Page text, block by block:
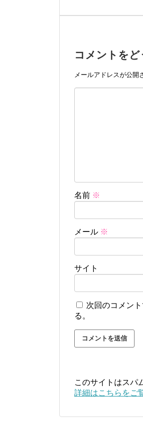
コメントをど
メールアドレスが公開
名前 ※
メール ※
サイト
次回のコメン
る。
このサイトはスパ
詳細はこちらをご